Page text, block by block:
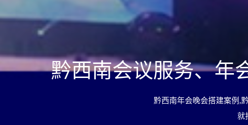
黔西南会议服务、年
黔西南年会晚会搭建案例,
就